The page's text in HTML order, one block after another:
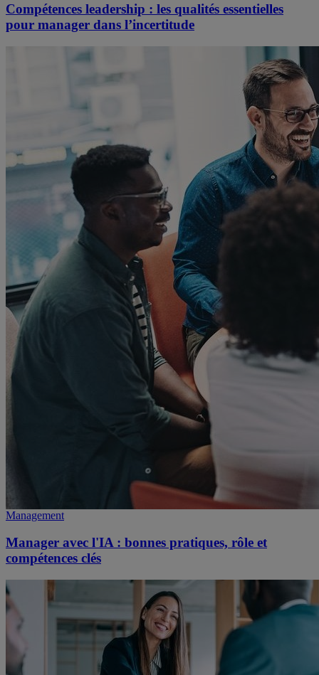
Compétences leadership : les qualités essentielles
pour manager dans l’incertitude
Management
Manager avec l'IA : bonnes pratiques, rôle et
compétences clés